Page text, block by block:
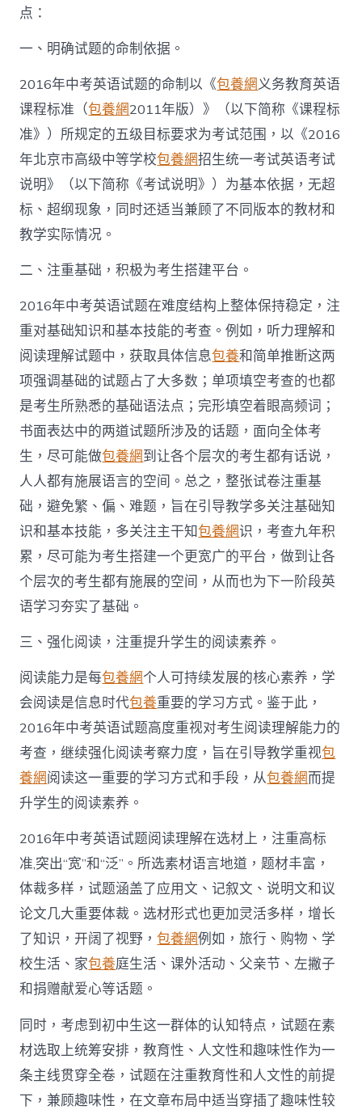
国
发
展
门
户
网
－
国
家
门
户〉
中
点：
一、明确试题的命制依据。
2016年中考英语试题的命制以《包養網义务教育英语
课程标准（包養網2011年版）》（以下简称《课程标
准》）所规定的五级目标要求为考试范围，以《2016
年北京市高级中等学校包養網招生统一考试英语考试
说明》（以下简称《考试说明》）为基本依据，无超
标、超纲现象，同时还适当兼顾了不同版本的教材和
教学实际情况。
二、注重基础，积极为考生搭建平台。
2016年中考英语试题在难度结构上整体保持稳定，注
重对基础知识和基本技能的考查。例如，听力理解和
阅读理解试题中，获取具体信息包養和简单推断这两
项强调基础的试题占了大多数；单项填空考查的也都
是考生所熟悉的基础语法点；完形填空着眼高频词；
书面表达中的两道试题所涉及的话题，面向全体考
生，尽可能做包養網到让各个层次的考生都有话说，
人人都有施展语言的空间。总之，整张试卷注重基
础，避免繁、偏、难题，旨在引导教学多关注基础知
识和基本技能，多关注主干知包養網识，考查九年积
累，尽可能为考生搭建一个更宽广的平台，做到让各
个层次的考生都有施展的空间，从而也为下一阶段英
语学习夯实了基础。
三、强化阅读，注重提升学生的阅读素养。
阅读能力是每包養網个人可持续发展的核心素养，学
会阅读是信息时代包養重要的学习方式。鉴于此，
2016年中考英语试题高度重视对考生阅读理解能力的
考查，继续强化阅读考察力度，旨在引导教学重视包
養網阅读这一重要的学习方式和手段，从包養網而提
升学生的阅读素养。
2016年中考英语试题阅读理解在选材上，注重高标
准,突出“宽”和“泛”。所选素材语言地道，题材丰富，
体裁多样，试题涵盖了应用文、记叙文、说明文和议
论文几大重要体裁。选材形式也更加灵活多样，增长
了知识，开阔了视野，包養網例如，旅行、购物、学
校生活、家包養庭生活、课外活动、父亲节、左撇子
和捐赠献爱心等话题。
同时，考虑到初中生这一群体的认知特点，试题在素
材选取上统筹安排，教育性、人文性和趣味性作为一
条主线贯穿全卷，试题在注重教育性和人文性的前提
下，兼顾趣味性，在文章布局中适当穿插了趣味性较